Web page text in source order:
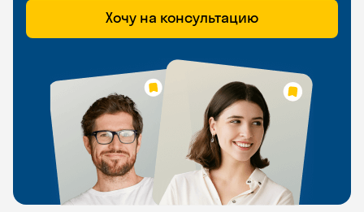
Хочу на консультацию